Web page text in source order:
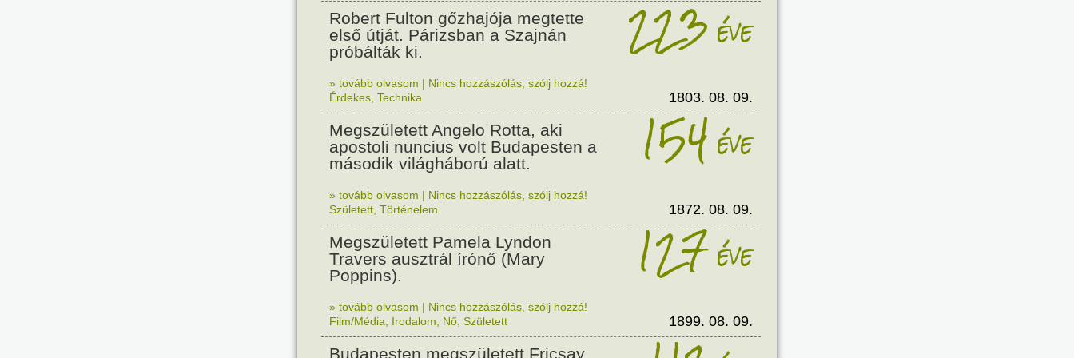
Robert Fulton gőzhajója megtette
első útját. Párizsban a Szajnán
próbálták ki.
223éve
» tovább olvasom | Nincs hozzászólás, szólj hozzá!
Érdekes Technika 1803. 08. 09.
Megszületett Angelo Rotta, aki
apostoli nuncius volt Budapesten a
második világháború alatt.
154éve
» tovább olvasom | Nincs hozzászólás, szólj hozzá!
Született Történelem 1872. 08. 09.
Megszületett Pamela Lyndon
Travers ausztrál írónő (Mary
Poppins).
127éve
» tovább olvasom | Nincs hozzászólás, szólj hozzá!
Film/Média
Irodalom Nő Született 1899. 08. 09.
Budapesten megszületett Fricsay